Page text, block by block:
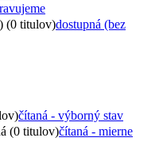
(0 titulov)dostupná (bez
čítaná - výborný stav
(0 titulov)čítaná - mierne